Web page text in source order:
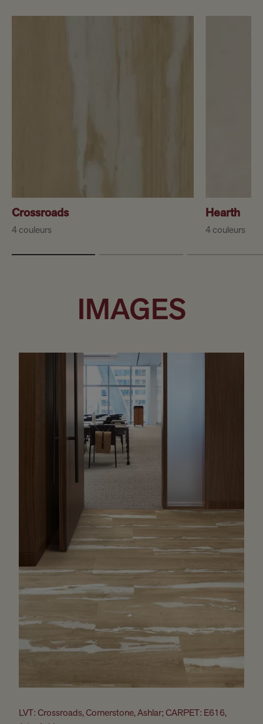
Crossroads
4 couleurs
Hearth
4 couleurs
IMAGES
LVT: Crossroads, Cornerstone, Ashlar; CARPET: E616,